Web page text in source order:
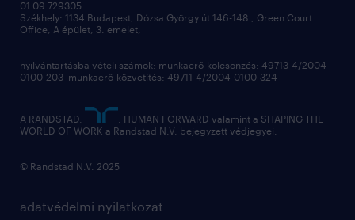
munkahelyi teljesítmény
toborzás
munkaerőpiac
hírlevél
adatvédelmi nyilatkozat
01 09 729305
Székhely: 1134 Budapest, Dózsa György út 146-148., Green Court
Office, A épület, 3. emelet,
nyilvántartásba vételi számok: munkaerő-kölcsönzés: 49713-4/2004-
0100-203 munkaerő-közvetítés: 49711-4/2004-0100-324
A RANDSTAD,
, HUMAN FORWARD valamint a SHAPING THE
WORLD OF WORK a Randstad N.V. bejegyzett védjegyei.
© Randstad N.V. 2025